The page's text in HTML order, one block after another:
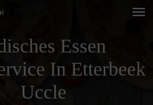
Essen
In Etterbeek
Uccle